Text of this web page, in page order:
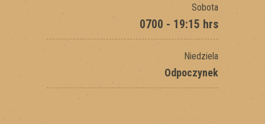
Sobota
0700 - 19:15 hrs
Niedziela
Odpoczynek